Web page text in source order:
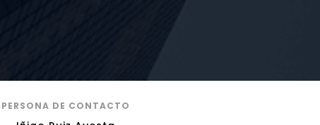
PERSONA DE CONTACTO